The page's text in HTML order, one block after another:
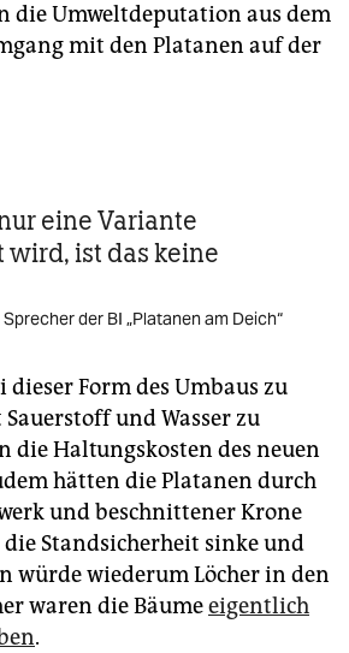
die Umweltdeputation aus dem
mit den Platanen auf der
eine Variante
ist das keine
der BI „Platanen am Deich“
dieser Form des Umbaus zu
und Wasser zu
die Haltungskosten des neuen
hätten die Platanen durch
und beschnittener Krone
die Standsicherheit sinke und
würde wiederum Löcher in den
waren die Bäumeeigentlich
.